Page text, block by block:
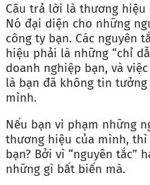
Câu trả lời là thương hiệu
Nó đại diện cho những
công ty bạn. Các nguyên
hiệu phải là những “chỉ
doanh nghiệp bạn, và
là bạn đã không tin
mình.
Nếu bạn vi phạm những
thương hiệu của mình,
bạn? Bởi vì “nguyên tắc”
những gì bất biến mà.